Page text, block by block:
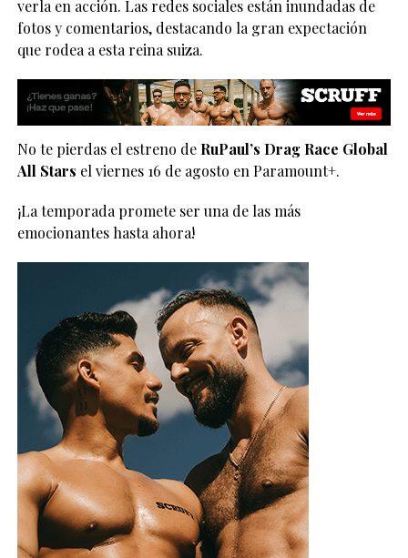
verla en acción. Las redes sociales están inundadas de
fotos y comentarios, destacando la gran expectación
que rodea a esta reina suiza.
No te pierdas el estreno de RuPaul’s Drag Race Global
All Stars el viernes 16 de agosto en Paramount+.
¡La temporada promete ser una de las más
emocionantes hasta ahora!